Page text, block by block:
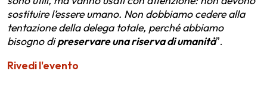
sostituire l’essere umano. Non dobbiamo cedere alla
tentazione della delega totale, perché abbiamo
bisogno dipreservare una riserva di umanità”.
Rivedi l'evento